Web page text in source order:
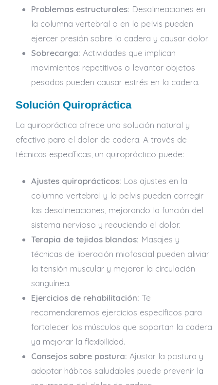
Problemas estructurales: Desalineaciones en
la columna vertebral o en la pelvis pueden
ejercer presión sobre la cadera y causar dolor.
Sobrecarga: Actividades que implican
movimientos repetitivos o levantar objetos
pesados pueden causar estrés en la cadera.
Solución Quiropráctica
La quiropráctica ofrece una solución natural y
efectiva para el dolor de cadera. A través de
técnicas específicas, un quiropráctico puede:
Ajustes quiroprácticos: Los ajustes en la
columna vertebral y la pelvis pueden corregir
las desalineaciones, mejorando la función del
sistema nervioso y reduciendo el dolor.
Terapia de tejidos blandos: Masajes y
técnicas de liberación miofascial pueden aliviar
la tensión muscular y mejorar la circulación
sanguínea.
Ejercicios de rehabilitación: Te
recomendaremos ejercicios específicos para
fortalecer los músculos que soportan la cadera
ya mejorar la flexibilidad.
Consejos sobre postura: Ajustar la postura y
adoptar hábitos saludables puede prevenir la